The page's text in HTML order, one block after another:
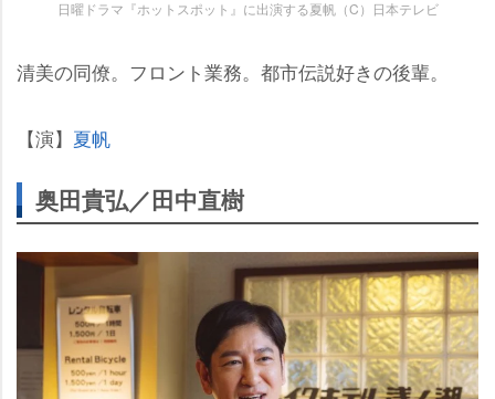
日曜ドラマ『ホットスポット』に出演する夏帆（C）日本テレビ
清美の同僚。フロント業務。都市伝説好きの後輩。
【演】 夏帆
奥田貴弘／田中直樹